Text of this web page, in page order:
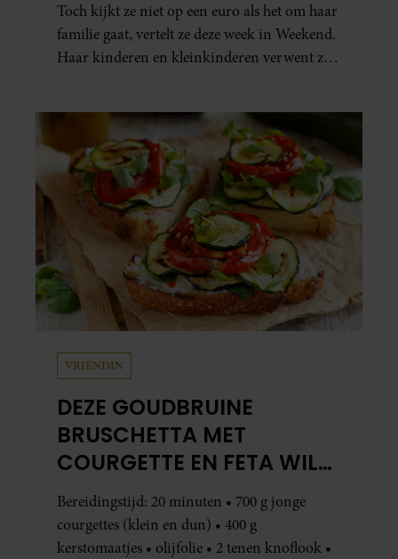
Toch kijkt ze niet op een euro als het om haar
familie gaat, vertelt ze deze week in Weekend.
Haar kinderen en kleinkinderen verwent ze
VRIENDIN
DEZE GOUDBRUINE
BRUSCHETTA MET
COURGETTE EN FETA WIL
JE METEEN MAKEN
Bereidingstijd: 20 minuten • 700 g jonge
courgettes (klein en dun) • 400 g
kerstomaatjes • olijfolie • 2 tenen knoflook •